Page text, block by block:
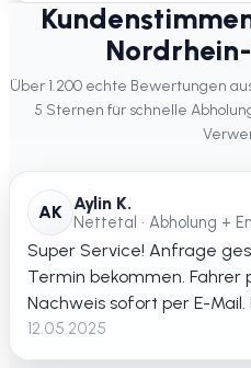
Über 1.200 echte Bewertungen
5 Sternen für schnelle
AK Aylin K.
Nettetal • Abholung +
Super Service! Anfrage
Termin bekommen. Fahrer
Nachweis sofort per E-Mail.
12.05.2025